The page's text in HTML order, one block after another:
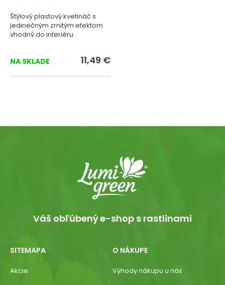
Štýlový plastový kvetináč s
jedinečným zrnitým efektom
vhodný do interiéru.
NA SKLADE 11,49 €
Váš obľúbený e-shop s rastlinami
SITEMAPA
Akcie
O NÁKUPE
Výhody nákupu u nás